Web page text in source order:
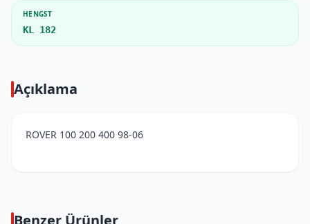
HENGST
KL 182
Açıklama
ROVER 100 200 400 98-06
Benzer Ürünler